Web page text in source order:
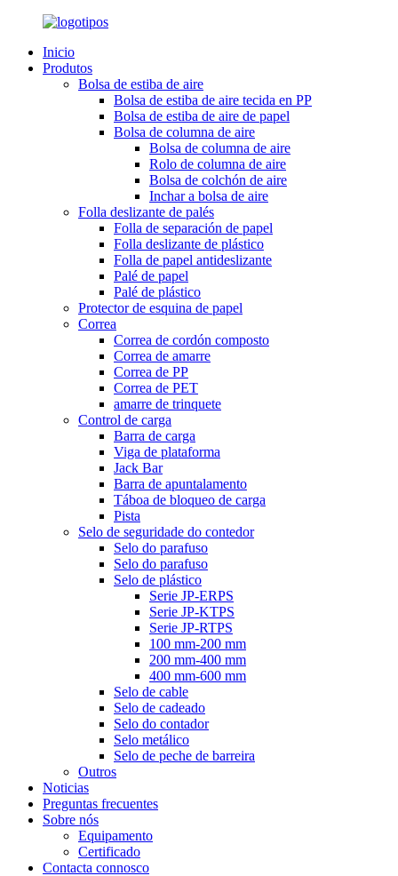
Inicio
Produtos
Bolsa de estiba de aire
Bolsa de estiba de aire tecida en PP
Bolsa de estiba de aire de papel
Bolsa de columna de aire
Bolsa de columna de aire
Rolo de columna de aire
Bolsa de colchón de aire
Inchar a bolsa de aire
Folla deslizante de palés
Folla de separación de papel
Folla deslizante de plástico
Folla de papel antideslizante
Palé de papel
Palé de plástico
Protector de esquina de papel
Correa
Correa de cordón composto
Correa de amarre
Correa de PP
Correa de PET
amarre de trinquete
Control de carga
Barra de carga
Viga de plataforma
Jack Bar
Barra de apuntalamento
Táboa de bloqueo de carga
Pista
Selo de seguridade do contedor
Selo do parafuso
Selo do parafuso
Selo de plástico
Serie JP-ERPS
Serie JP-KTPS
Serie JP-RTPS
100 mm-200 mm
200 mm-400 mm
400 mm-600 mm
Selo de cable
Selo de cadeado
Selo do contador
Selo metálico
Selo de peche de barreira
Outros
Noticias
Preguntas frecuentes
Sobre nós
Equipamento
Certificado
Contacta connosco